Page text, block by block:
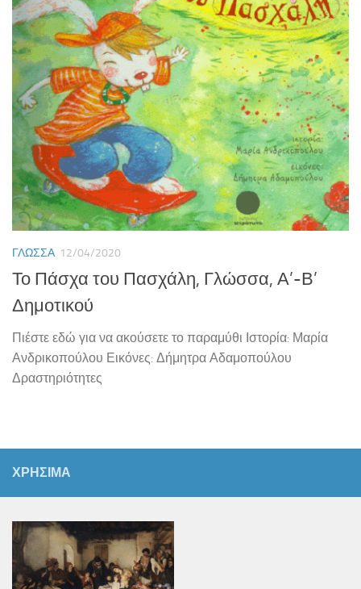
ΓΛΏΣΣΑ 12/04/2020
Το Πάσχα του Πασχάλη, Γλώσσα, Α’-Β’
Δημοτικού
Πιέστε εδώ για να ακούσετε το παραμύθι Ιστορία: Μαρία
Ανδρικοπούλου Εικόνες: Δήμητρα Αδαμοπούλου
Δραστηριότητες
ΧΡΗΣΙΜΑ